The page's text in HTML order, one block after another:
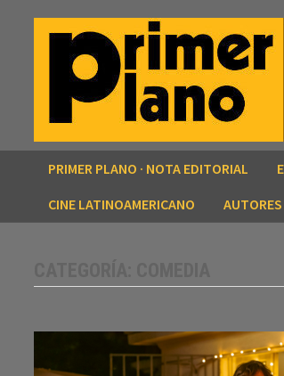
PRIMER PLANO · NOTA EDITORIAL
CINE LATINOAMERICANO
AUTORES